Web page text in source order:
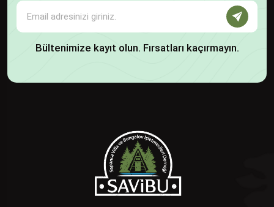
Bültenimize kayıt olun. Fırsatları kaçırmayın.